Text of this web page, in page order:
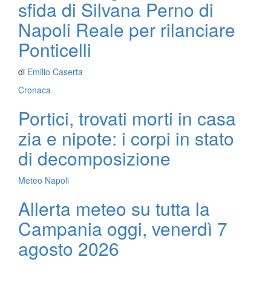
sfida di Silvana Perno di
Napoli Reale per rilanciare
Ponticelli
di Emilio Caserta
Cronaca
Portici, trovati morti in casa
zia e nipote: i corpi in stato
di decomposizione
Meteo Napoli
Allerta meteo su tutta la
Campania oggi, venerdì 7
agosto 2026